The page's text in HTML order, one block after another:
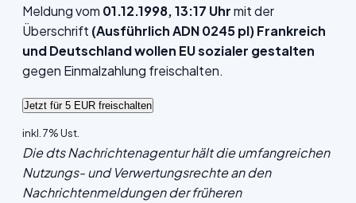
Meldung vom 01.12.1998, 13:17 Uhrmit der
Überschrift (Ausführlich ADN 0245 pl) Frankreich
und Deutschland wollen EU sozialer gestalten
gegen Einmalzahlung freischalten.
inkl. 7% Ust.
Die dts Nachrichtenagentur hält die umfangreichen
Nutzungs- und Verwertungsrechte an den
Nachrichtenmeldungen der früheren